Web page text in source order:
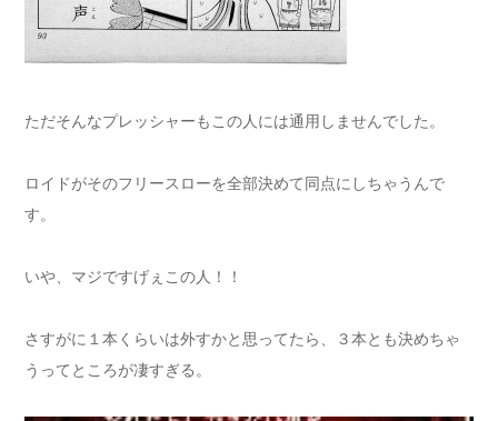
ただそんなプレッシャーもこの人には通用しませんでした。
ロイドがそのフリースローを全部決めて同点にしちゃうんで
す。
いや、マジですげぇこの人！！
さすがに１本くらいは外すかと思ってたら、３本とも決めちゃ
うってところが凄すぎる。